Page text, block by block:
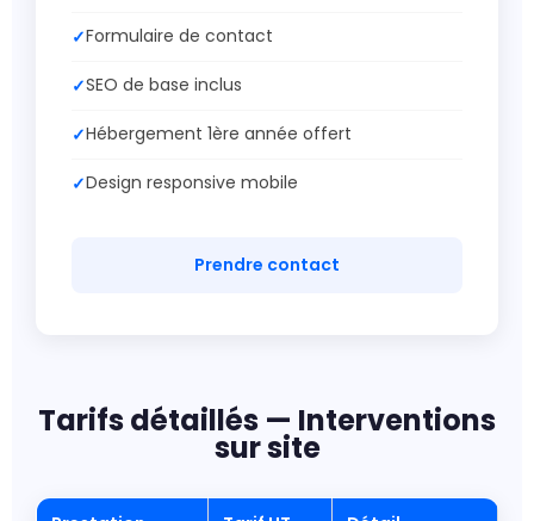
Formulaire de contact
SEO de base inclus
Hébergement 1ère année offert
Design responsive mobile
Prendre contact
Tarifs détaillés — Interventions
sur site